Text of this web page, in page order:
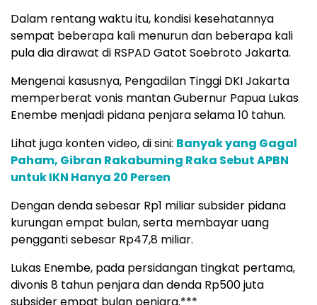
Dalam rentang waktu itu, kondisi kesehatannya
sempat beberapa kali menurun dan beberapa kali
pula dia dirawat di RSPAD Gatot Soebroto Jakarta.
Mengenai kasusnya, Pengadilan Tinggi DKI Jakarta
memperberat vonis mantan Gubernur Papua Lukas
Enembe menjadi pidana penjara selama 10 tahun.
Lihat juga konten video, di sini: Banyak yang Gagal
Paham, Gibran Rakabuming Raka Sebut APBN
untuk IKN Hanya 20 Persen
Dengan denda sebesar Rp1 miliar subsider pidana
kurungan empat bulan, serta membayar uang
pengganti sebesar Rp47,8 miliar.
Lukas Enembe, pada persidangan tingkat pertama,
divonis 8 tahun penjara dan denda Rp500 juta
subsider empat bulan penjara.***